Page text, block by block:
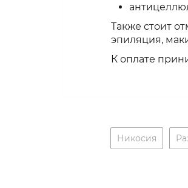
Также стоит
эпиляция,
К оплате
Никосия